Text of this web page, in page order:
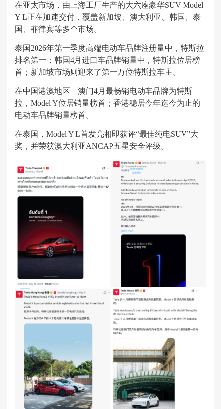
在亚太市场，由上海工厂生产的大六座豪华SUV Model
Y L正在加速交付，覆盖新加坡、澳大利亚、韩国、泰
国、菲律宾等多个市场。
泰国2026年第一季度高端电动车品牌注册量中，特斯拉
排名第一；韩国4月进口车品牌销量中，特斯拉位居榜
首；新加坡市场则迎来了第一万位特斯拉车主。
在中国港澳地区，澳门4月最畅销电动车品牌为特斯
拉，Model Y位居销量榜首；香港稳居今年迄今为止的
电动车品牌销量榜首。
在泰国，Model Y L首发亮相即获评“最佳纯电SUV”大
奖，并荣获澳大利亚ANCAP五星安全评级。